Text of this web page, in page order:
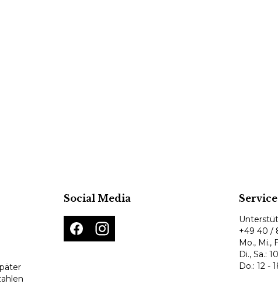
Social Media
+49 40 /
Mo., Mi.,
Di., Sa.:
Do.: 12 -